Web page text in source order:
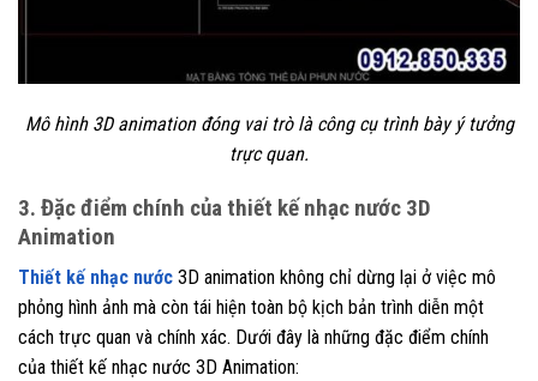
Mô hình 3D animation đóng vai trò là công cụ trình bày ý tưởng
trực quan.
3. Đặc điểm chính của thiết kế nhạc nước 3D
Animation
Thiết kế nhạc nước 3D animation không chỉ dừng lại ở việc mô
phỏng hình ảnh mà còn tái hiện toàn bộ kịch bản trình diễn một
cách trực quan và chính xác. Dưới đây là những đặc điểm chính
của thiết kế nhạc nước 3D Animation: